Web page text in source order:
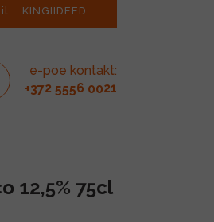
KINGIIDEED
e-poe kontakt:
+372 5556 0021
12,5% 75cl